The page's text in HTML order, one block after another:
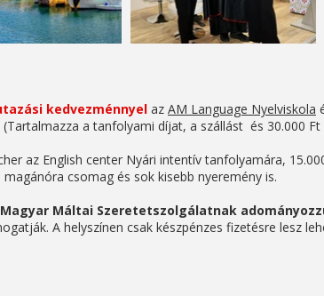
kedvezménnyel az AM Language Nyelviskola
a tanfolyami díjat, a szállást és 30.000
az English center Nyári intentív tanfolyamára,
csomag és sok kisebb nyeremény is.
Máltai Szeretetszolgálatnak
A helyszínen csak készpénzes fizetésre lesz